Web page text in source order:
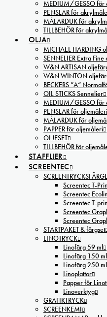
MEDIUM/GESSO för
PENSLAR för
MÅLARDUK för
TILLBEHÖR för
OLJA
MICHAEL HARDING
SENNELIER Extra
W&N ARTISAN
W&N WINTON
BECKERS ”A”
OIL STICKS Sennelier
MEDIUM/GESSO för
PENSLAR för oljemåleri
MÅLARDUK för
PAPPER för oljemåleri
OLJESET
TILLBEHÖR för
STAFFLIER
SCREENTEC
Screentec T-
Screentec
Screentec T-
Screentec
Screentec
STARTPAKET & färgset
LINOTRYCK
Linofärg 59 ml
Linofärg 150 ml
Linofärg 250 ml
Linoplattor
Papper för
Linoverktyg
GRAFIKTRYCK
SCREENKEMI